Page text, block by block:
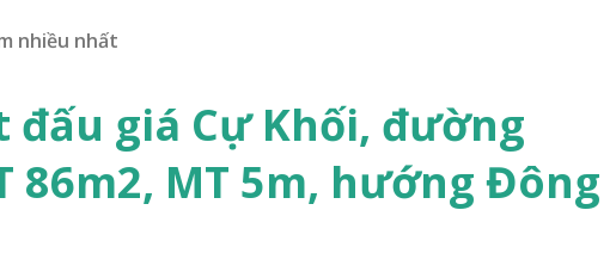
nhiều nhất
đấu giá Cự Khối, đường
86m2, MT 5m, hướng Đông